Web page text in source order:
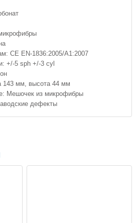
CE EN-1836:2005/A1:2007
+/-5 sph +/-3 cyl
143 мм, высота 44 мм
Мешочек из микрофибры
дефекты